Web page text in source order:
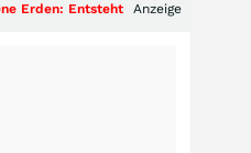
Entsteht hier die nächste
Anzeige